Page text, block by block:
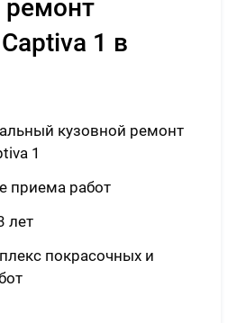
ремонт
1 в
кузовной ремонт
1
приема работ
лет
покрасочных и